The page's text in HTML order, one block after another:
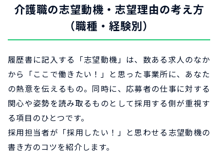
介護職の志望動機・志望理由の考え方
（職種・経験別）
履歴書に記入する「志望動機」は、数ある求人のなか
から「ここで働きたい！」と思った事業所に、あなた
の熱意を伝えるもの。同時に、応募者の仕事に対する
関心や姿勢を読み取るものとして採用する側が重視す
る項目のひとつです。
採用担当者が「採用したい！」と思わせる志望動機の
書き方のコツを紹介します。